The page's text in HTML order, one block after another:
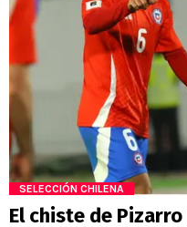
SELECCIÓN CHILENA
El chiste de